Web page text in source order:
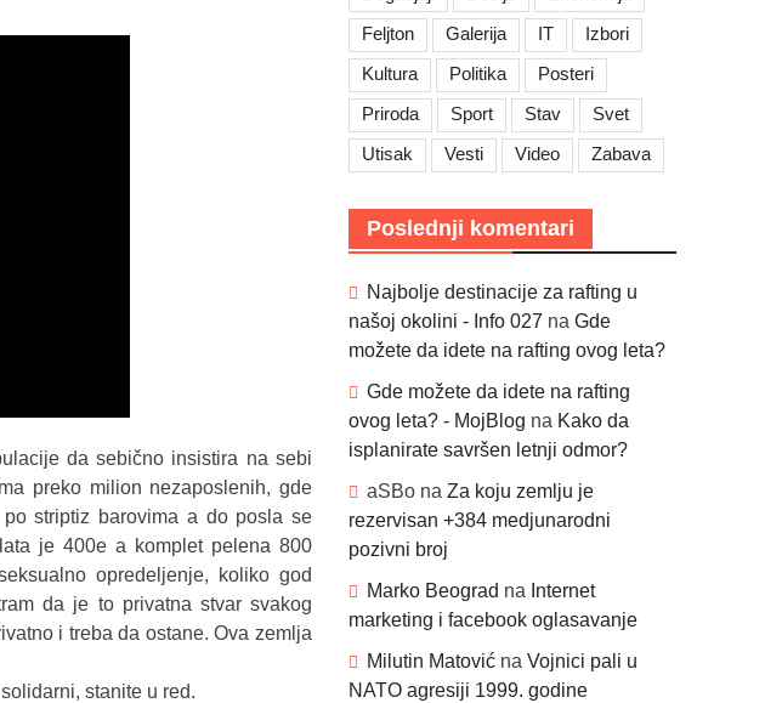
da sebično insistira na sebi
preko milion nezaposlenih, gde
striptiz barovima a do posla se
je 400e a komplet pelena 800
opredeljenje, koliko god
da je to privatna stvar svakog
i treba da ostane. Ova zemlja
stanite u red.
Feljton
Galerija IT
Izbori
Kultura
Politika
Posteri
Priroda
Sport Stav
Svet
Utisak
Vesti Video Zabava
Poslednji komentari
Najbolje destinacije za rafting u
našoj okolini - Info 027 na Gde
možete da idete na rafting ovog leta?
Gde možete da idete na rafting
ovog leta? - MojBlog na Kako da
isplanirate savršen letnji odmor?
aSBo na Za koju zemlju je
rezervisan +384 medjunarodni
pozivni broj
Marko Beograd na Internet
marketing i facebook oglasavanje
Milutin Matović na Vojnici pali u
NATO agresiji 1999. godine